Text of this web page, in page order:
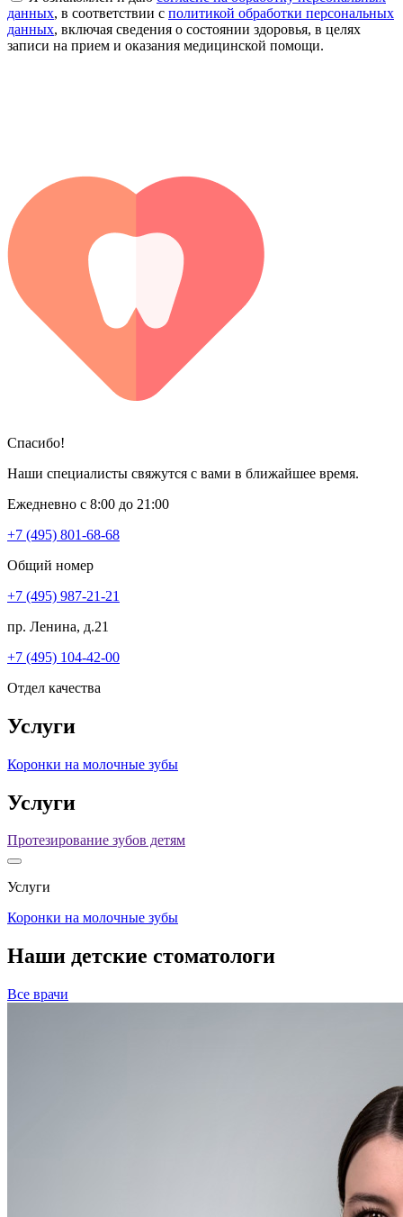
данных, в соответствии с политикой обработки персональных
данных, включая сведения о состоянии здоровья, в целях
записи на прием и оказания медицинской помощи.
Спасибо!
Наши специалисты свяжутся с вами в ближайшее время.
Ежедневно с 8:00 до 21:00
+7 (495) 801-68-68
Общий номер
+7 (495) 987-21-21
пр. Ленина, д.21
+7 (495) 104-42-00
Отдел качества
Услуги
Коронки на молочные зубы
Услуги
Протезирование зубов детям
Услуги
Коронки на молочные зубы
Наши детские стоматологи
Все врачи